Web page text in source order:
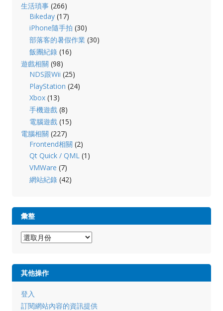
生活瑣事(266)
Bikeday (17)
iPhone隨手拍 (30)
部落客的暑假作業 (30)
飯團紀錄 (16)
遊戲相關 (98)
NDS跟Wii (25)
PlayStation (24)
Xbox (13)
手機遊戲 (8)
電腦遊戲 (15)
電腦相關 (227)
Frontend相關 (2)
Qt Quick / QML (1)
VMWare (7)
網站紀錄 (42)
彙整
其他操作
登入
訂閱網站內容的資訊提供